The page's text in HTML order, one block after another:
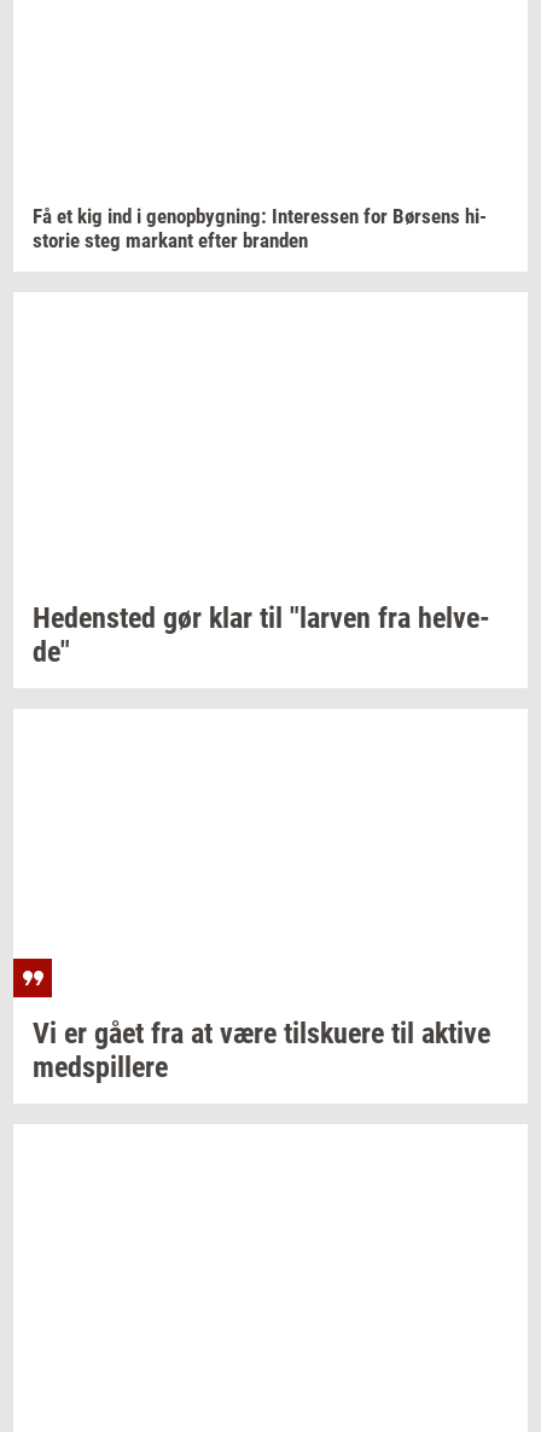
Få et kig ind i genop­byg­ning: In­ter­es­sen for Bør­sens hi­
sto­rie steg mar­kant efter bran­den
He­den­sted gør klar til "lar­ven fra hel­ve­
de"
Vi er gået fra at være til­sku­e­re til ak­ti­ve
med­spil­le­re